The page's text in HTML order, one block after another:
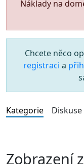
Náklady na
Chcete něco
registraci a
Kategorie Diskuse
Zobrazení